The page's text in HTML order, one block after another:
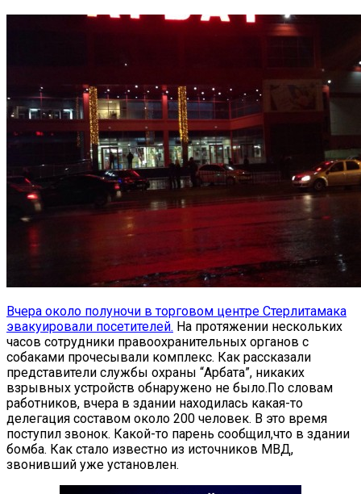
Вчера около полуночи в торговом центре Стерлитамака
эвакуировали посетителей. На протяжении нескольких
часов сотрудники правоохранительных органов с
собаками прочесывали комплекс. Как рассказали
представители службы охраны “Арбата”, никаких
взрывных устройств обнаружено не было.По словам
работников, вчера в здании находилась какая-то
делегация составом около 200 человек. В это время
поступил звонок. Какой-то парень сообщил,что в здании
бомба. Как стало известно из источников МВД,
звонивший уже установлен.